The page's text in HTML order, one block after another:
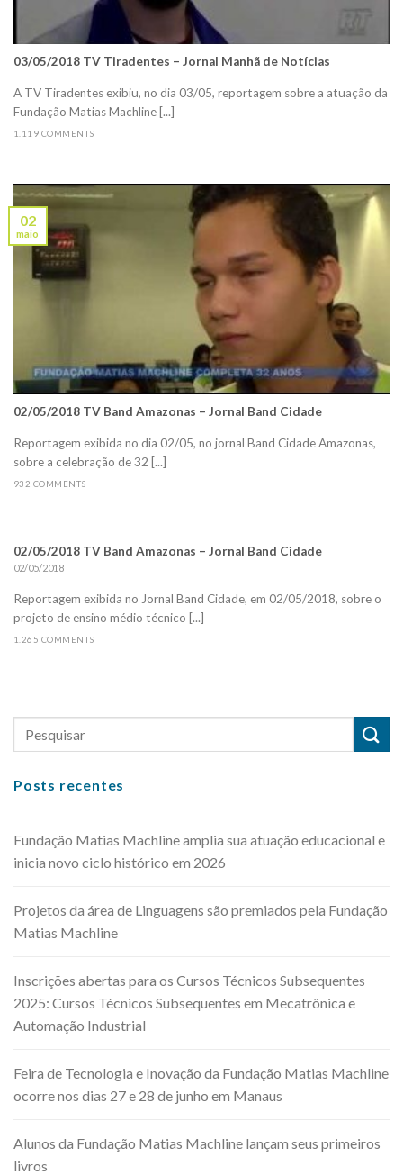
03/05/2018 TV Tiradentes – Jornal Manhã de Notícias
A TV Tiradentes exibiu, no dia 03/05, reportagem sobre a atuação da
Fundação Matias Machline [...]
1.119 COMMENTS
02/05/2018 TV Band Amazonas – Jornal Band Cidade
Reportagem exibida no dia 02/05, no jornal Band Cidade Amazonas,
sobre a celebração de 32 [...]
932 COMMENTS
02
maio
02/05/2018 TV Band Amazonas – Jornal Band Cidade
02/05/2018
Reportagem exibida no Jornal Band Cidade, em 02/05/2018, sobre o
projeto de ensino médio técnico [...]
1.265 COMMENTS
Posts recentes
Fundação Matias Machline amplia sua atuação educacional e
inicia novo ciclo histórico em 2026
Projetos da área de Linguagens são premiados pela Fundação
Matias Machline
Inscrições abertas para os Cursos Técnicos Subsequentes
2025: Cursos Técnicos Subsequentes em Mecatrônica e
Automação Industrial
Feira de Tecnologia e Inovação da Fundação Matias Machline
ocorre nos dias 27 e 28 de junho em Manaus
Alunos da Fundação Matias Machline lançam seus primeiros
livros